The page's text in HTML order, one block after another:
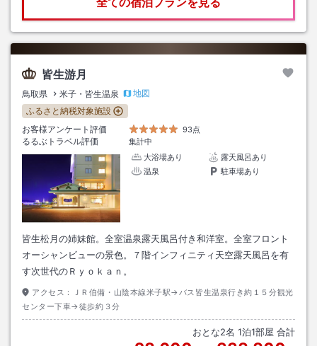
皆生游月
鳥取県 米子・皆生温泉
地図
ふるさと納税対象施設
お客様アンケート評価
93点
るるぶトラベル評価
集計中
大浴場あり
露天風呂あり
温泉
駐車場あり
皆生松月の姉妹館。全室温泉露天風呂付き和洋室。全室フロント
オーシャンビューの景色。７階インフィニティ天空露天風呂を有
す次世代のＲｙｏｋａｎ。
アクセス：
ＪＲ伯備・山陰本線米子駅→バス皆生温泉行き約１５分観光
センター下車→徒歩約３分
おとな2名 1泊1部屋 合計